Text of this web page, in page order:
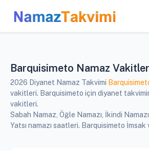
Barquisimeto Namaz
2026 Diyanet Namaz Takvimi
vakitleri. Barquisimeto için diyanet
vakitleri.
Sabah Namaz, Öğle Namazı, İkindi
Yatsı namazı saatleri. Barquisimeto